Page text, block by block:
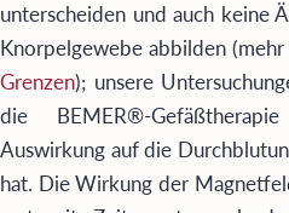
unterscheiden und auch keine
Knorpelgewebe abbilden
Grenzen); unsere
die BEMER®-
Auswirkung auf die
hat. Die Wirkung der